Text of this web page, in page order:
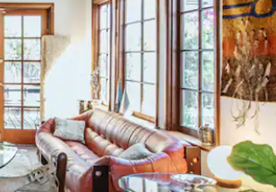
cima e para baixo do teclado ou tocando